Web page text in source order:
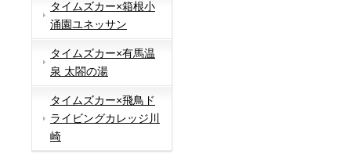
タイムズカー×箱根小
涌園ユネッサン
タイムズカー×有馬温
泉 太閤の湯
タイムズカー×飛鳥ド
ライビングカレッジ川
崎